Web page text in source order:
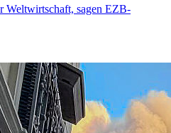
Weltwirtschaft, sagen EZB-